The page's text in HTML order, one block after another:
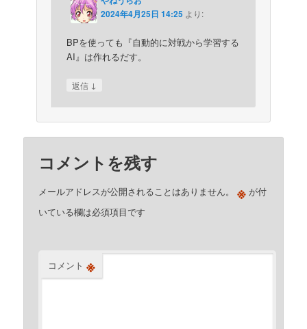
2024年4月25日 14:25 より:
BPを使っても『自動的に対戦から学習する
AI』は作れるだす。
返信 ↓
コメントを残す
メールアドレスが公開されることはありません。 ※ が付
いている欄は必須項目です
コメント ※